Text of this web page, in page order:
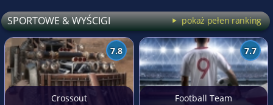
SPORTOWE & WYŚCIGI pokaż pełen ranking
7.8
Crossout
7.7
Football Team